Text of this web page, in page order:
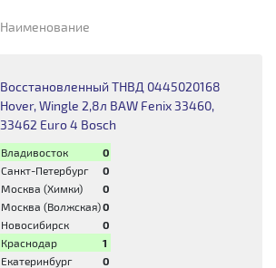
Наименование
Восстановленный ТНВД 0445020168
Hover, Wingle 2,8л BAW Fenix 33460,
33462 Euro 4 Bosch
Владивосток
0
Санкт-Петербург
0
Москва (Химки)
0
Москва (Волжская)0
Новосибирск
0
Краснодар
1
Екатеринбург
0